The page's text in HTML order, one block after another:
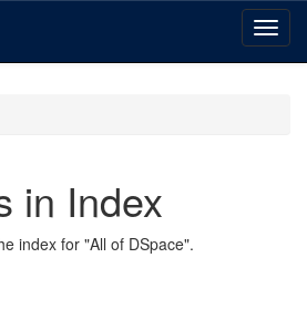
in Index
index for "All of DSpace".